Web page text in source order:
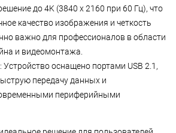
до 4K (3840 x 2160 при 60 Гц), что
качество изображения и четкость
важно для профессионалов в области
и видеомонтажа.
Устройство оснащено портами USB 2.1,
передачу данных и
периферийными